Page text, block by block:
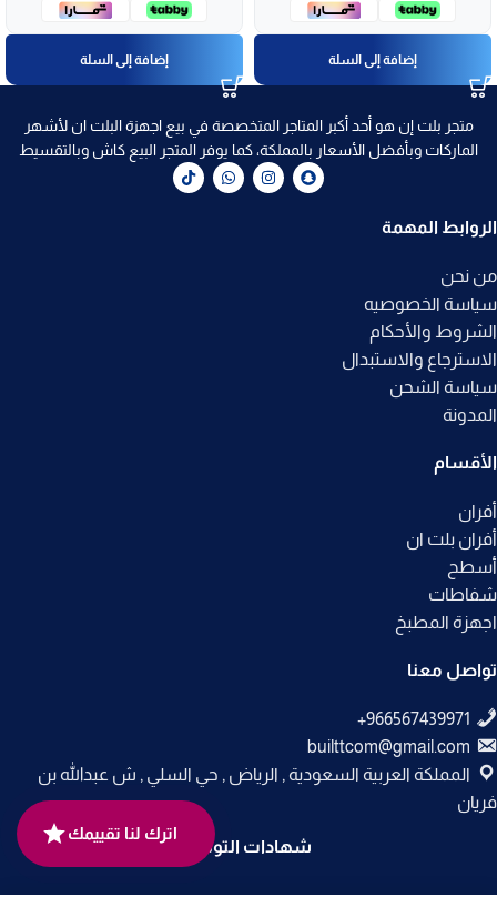
إضافة إلى السلة إضافة إلى السلة
متجر بلت إن هو أحد أكبر المتاجر المتخصصة في بيع اجهزة البلت ان لأشهر
الماركات وبأفضل الأسعار بالمملكة، كما يوفر المتجر البيع كاش وبالتقسيط
الروابط المهمة
من نحن
سياسة الخصوصيه
الشروط والأحكام
الاسترجاع والاستبدال
سياسة الشحن
المدونة
الأقسام
أفران
أفران بلت ان
أسطح
شفاطات
اجهزة المطبخ
تواصل معنا
builttcom@gmail.com
المملكة العربية السعودية , الرياض , حي السلي , ش عبدالله بن
فريان
شهادات التوثيق
اترك لنا تقييمك